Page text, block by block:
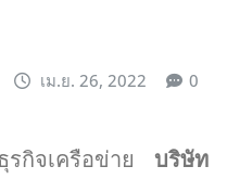
เม.ย. 26, 2022 0
รกิจเครือข่าย บริษัท